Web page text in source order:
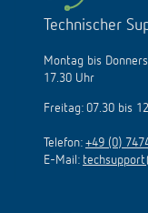
Technischer
Montag bis
17.30 Uhr
Freitag: 07.30 bis
Telefon: +49 (0)
E-Mail: